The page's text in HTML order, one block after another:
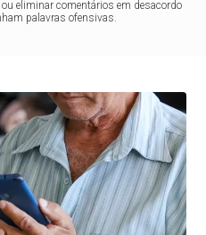
eliminar comentários em desacordo
palavras ofensivas.